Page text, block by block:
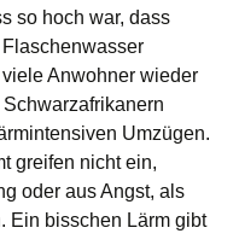
so hoch war, dass
Anwohner wieder
Umzügen.
greifen nicht ein,
oder aus Angst, als
Ein bisschen Lärm gibt